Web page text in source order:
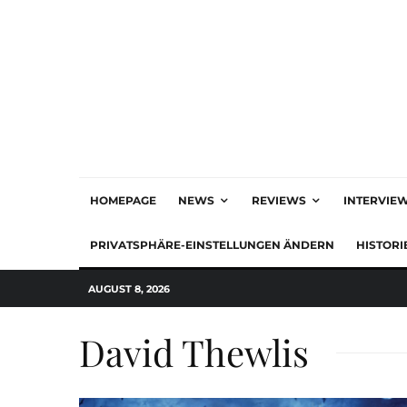
HOMEPAGE NEWS REVIEWS
PRIVATSPHÄRE-EINSTELLUNGEN ÄNDERN
AUGUST 8, 2026
David Thewlis